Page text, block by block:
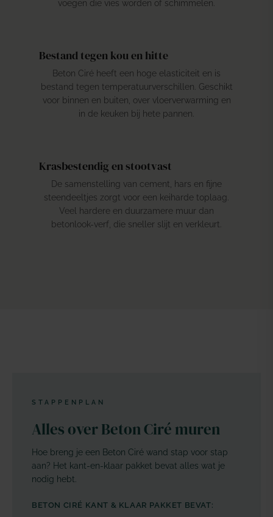
voegen die vies worden of schimmelen.
Bestand tegen kou en hitte
Beton Ciré heeft een hoge elasticiteit en is
bestand tegen temperatuurverschillen. Geschikt
voor binnen en buiten, over vloerverwarming en
in de keuken bij hete pannen.
Krasbestendig en stootvast
De samenstelling van cement, hars en fijne
steendeeltjes zorgt voor een keiharde toplaag.
Veel hardere en duurzamere muur dan
betonlook-verf, die sneller slijt en verkleurt.
STAPPENPLAN
Alles over Beton Ciré muren
Hoe breng je een Beton Ciré wand stap voor stap
aan? Het kant-en-klaar pakket bevat alles wat je
nodig hebt.
BETON CIRÉ KANT & KLAAR PAKKET BEVAT: